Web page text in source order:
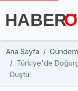
Ana Sayfa
Gündem
Türkiye'de
Düştü!